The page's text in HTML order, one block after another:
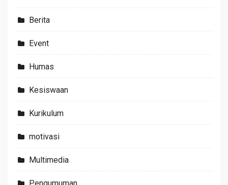
Berita
Event
Humas
Kesiswaan
Kurikulum
motivasi
Multimedia